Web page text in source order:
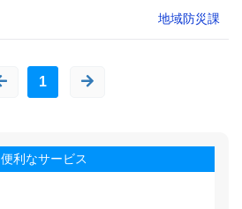
地域防災課
1
便利なサービス